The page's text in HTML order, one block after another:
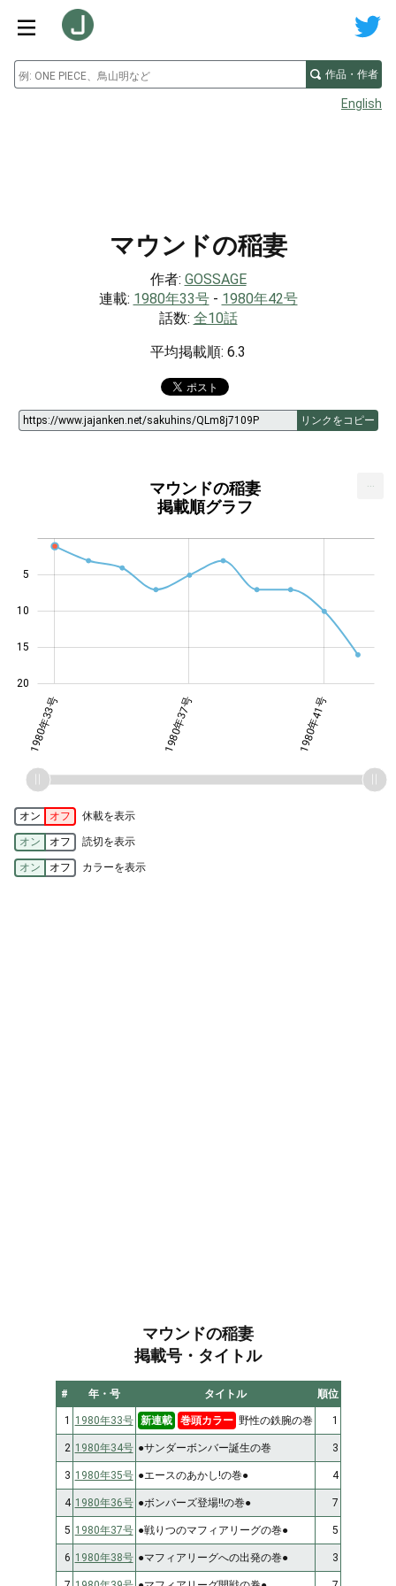
作品・作者
English
マウンドの稲妻
作者: GOSSAGE
連載: 1980年33号- 1980年42号
話数: 全10話
平均掲載順: 6.3
リンクをコピー
マウンドの稲妻
掲載順グラフ
14
10
20
15
5
1980年41号
1980年33号
36号
39号
42号
1980年37号 1980年41号
...
オン オフ 休載を表示
オン オフ 読切を表示
オン オフ カラーを表示
マウンドの稲妻
掲載号・タイトル
# 年・号 タイトル 順位
1 1980年33号 新連載 巻頭カラー 野性の鉄腕の巻 1
2 1980年34号 ●サンダーボンバー誕生の巻 3
3 1980年35号 ●エースのあかし!の巻● 4
4 1980年36号 ●ボンバーズ登場!!の巻● 7
5 1980年37号 ●戦りつのマフィアリーグの巻● 5
6 1980年38号 ●マフィアリーグへの出発の巻● 3